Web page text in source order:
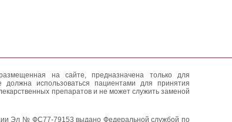
на сайте, предназначена только для
использоваться пациентами для принятия
препаратов и не может служить заменой
Эл № ФС77-79153 выдано Федеральной службой по